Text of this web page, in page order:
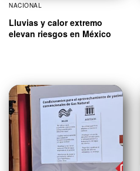
NACIONAL
Lluvias y calor extremo
elevan riesgos en México